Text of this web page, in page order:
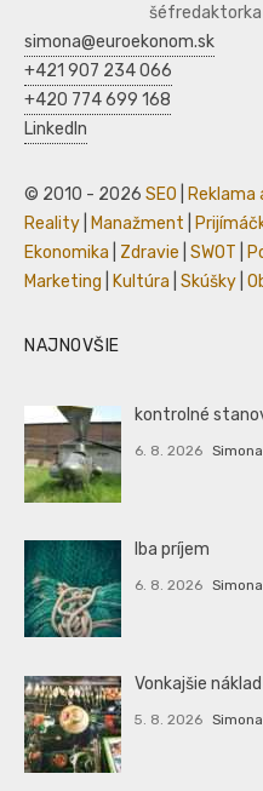
šéfredaktorka
simona@euroekonom.sk
+421 907 234 066
+420 774 699 168
LinkedIn
© 2010 - 2026 SEO Reklama
Reality
Manažment
Ekonomika
Zdravie SWOT
Marketing
Kultúra Skúšky
NAJNOVŠIE
kontrolné
6. 8. 2026
Iba príjem
6. 8. 2026
Vonkajšie náklad
5. 8. 2026